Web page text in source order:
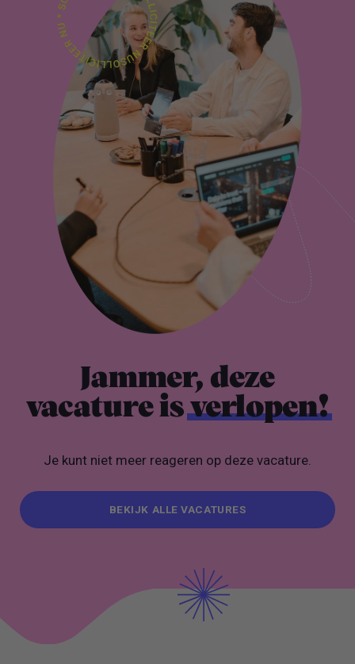
Jammer, deze
vacature isverlopen!
Je kunt niet meer reageren op deze vacature.
BEKIJK ALLE VACATURES